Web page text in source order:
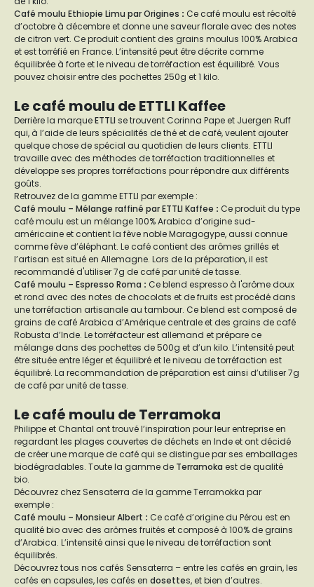
Café moulu Ethiopie Limu par Origines : Ce café moulu est récolté
d’octobre à décembre et donne une saveur florale avec des notes
de citron vert. Ce produit contient des grains moulus 100% Arabica
et est torréfié en France. L’intensité peut être décrite comme
équilibrée à forte et le niveau de torréfaction est équilibré. Vous
pouvez choisir entre des pochettes 250g et 1 kilo.
Le café moulu de ETTLI Kaffee
Derrière la marqueETTLI se trouvent Corinna Pape et Juergen Ruff
qui, à l’aide de leurs spécialités de thé et de café, veulent ajouter
quelque chose de spécial au quotidien de leurs clients. ETTLI
travaille avec des méthodes de torréfaction traditionnelles et
développe ses propres torréfactions pour répondre aux différents
goûts.
Retrouvez de la gamme ETTLI par exemple :
Café moulu – Mélange raffiné par ETTLI Kaffee : Ce produit du type
café moulu est un mélange 100% Arabica d’origine sud-
américaine et contient la fève noble Maragogype, aussi connue
comme fève d’éléphant. Le café contient des arômes grillés et
l’artisan est situé en Allemagne. Lors de la préparation, il est
recommandé d'utiliser 7g de café par unité de tasse.
Café moulu – Espresso Roma : Ce blend espresso à l'arôme doux
et rond avec des notes de chocolats et de fruits est procédé dans
une torréfaction artisanale au tambour. Ce blend est composé de
grains de café Arabica d’Amérique centrale et des grains de café
Robusta d’Inde. Le torréfacteur est allemand et prépare ce
mélange dans des pochettes de 500g et d’un kilo. L’intensité peut
être située entre léger et équilibré et le niveau de torréfaction est
équilibré. La recommandation de préparation est ainsi d’utiliser 7g
de café par unité de tasse.
Le café moulu de Terramoka
Philippe et Chantal ont trouvé l’inspiration pour leur entreprise en
regardant les plages couvertes de déchets en Inde et ont décidé
de créer une marque de café qui se distingue par ses emballages
biodégradables. Toute la gamme de Terramoka est de qualité
bio.
Découvrez chez Sensaterra de la gamme Terramokka par
exemple :
Café moulu – Monsieur Albert : Ce café d’origine du Pérou est en
qualité bio avec des arômes fruités et composé à 100% de grains
d’Arabica. L’intensité ainsi que le niveau de torréfaction sont
équilibrés.
Découvrez tous nos cafés Sensaterra – entre les cafés en grain, les
cafés en capsules, les cafés en dosettes, et bien d’autres.